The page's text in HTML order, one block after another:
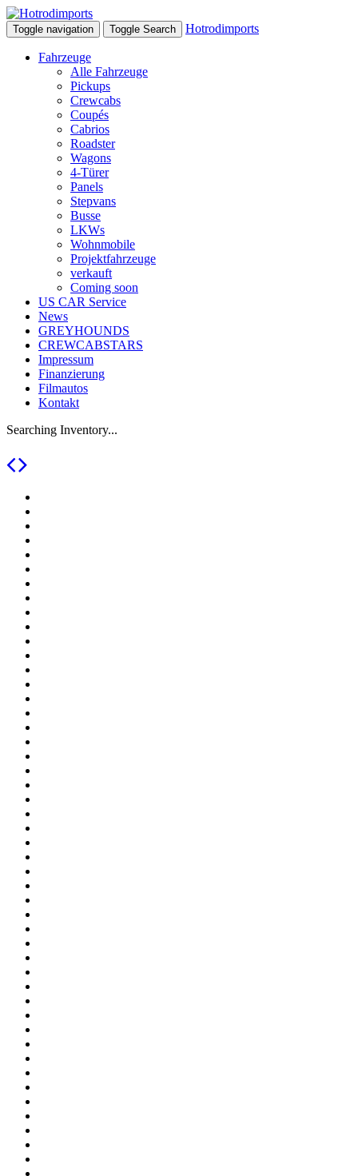
Toggle navigation Toggle Search Hotrodimports
Fahrzeuge
Alle Fahrzeuge
Pickups
Crewcabs
Coupés
Cabrios
Roadster
Wagons
4-Türer
Panels
Stepvans
Busse
LKWs
Wohnmobile
Projektfahrzeuge
verkauft
Coming soon
US CAR Service
News
GREYHOUNDS
CREWCABSTARS
Impressum
Finanzierung
Filmautos
Kontakt
Searching Inventory...